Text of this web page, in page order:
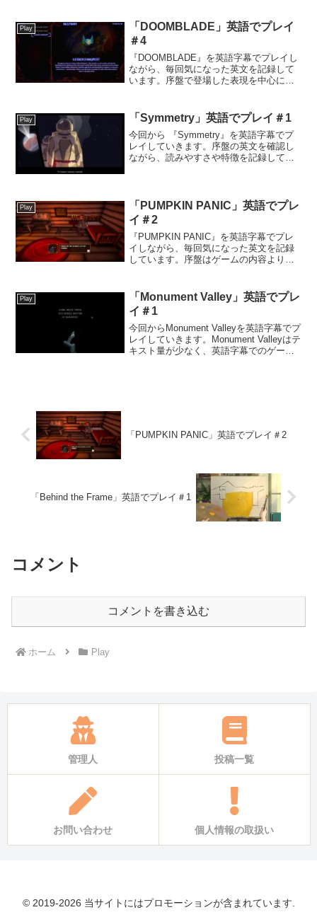
いのかわかりませ...
Play
「DOOMBLADE」英語でプレイ
＃4
『DOOMBLADE』を英語字幕でプレイし
ながら、毎回気になった英文を記録して
います。序盤で登場した表現を中心に、
と、アイテムやモンスターの解説が見ら
れるページが確認で...
Play 「Symmetry」英語でプレイ＃1
今回から 『Symmetry』を英語字幕でプ
レイしていきます。序盤の英文を確認し
ながら、読みやすさや特徴を記録してい
Play
「PUMPKIN PANIC」英語でプレ
イ＃2
『PUMPKIN PANIC』を英語字幕でプレ
イしながら、毎回気になった英文を記録
しています。序盤はゲームの内容より
でした。今日読んだ英文Finally, no time
...
Play
「Monument Valley」英語でプレ
イ＃1
今回からMonument Valleyを英語字幕でプ
レイしていきます。Monument Valleyはテ
キスト量が少なく、英語字幕でのゲーム
「PUMPKIN PANIC」英語でプレイ＃2
「Behind the Frame」英語でプレイ＃1
コメント
コメントを書き込む
ホーム Play
管理人 投稿一覧
お問い合わせ 個人情報の取扱い
© 2019-2026 当サイトにはプロモーションが含まれています.